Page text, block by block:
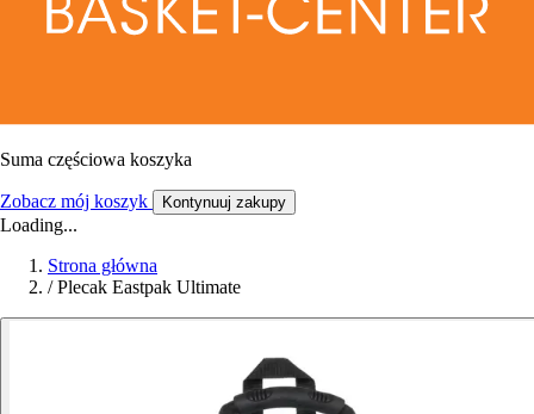
Suma częściowa koszyka
Zobacz mój koszyk Kontynuuj zakupy
Loading...
Strona główna
/ Plecak Eastpak Ultimate